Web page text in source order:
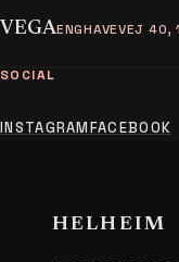
VEGAENGHAVEVEJ 40,
SOCIAL
INSTAGRAMFACEBOOK
HELHEIM